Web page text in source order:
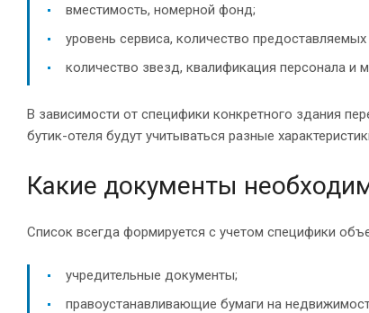
вместимость, номерной фонд;
уровень сервиса, количество предоставляемых
количество звезд, квалификация персонала и
В зависимости от специфики конкретного здания
бутик-отеля будут учитываться разные
Какие документы
Список всегда формируется с учетом специфики
учредительные документы;
правоустанавливающие бумаги на